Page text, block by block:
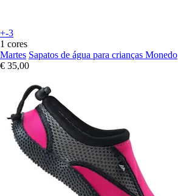
+-3
1 cores
Martes Sapatos de água para crianças Monedo
€ 35,00